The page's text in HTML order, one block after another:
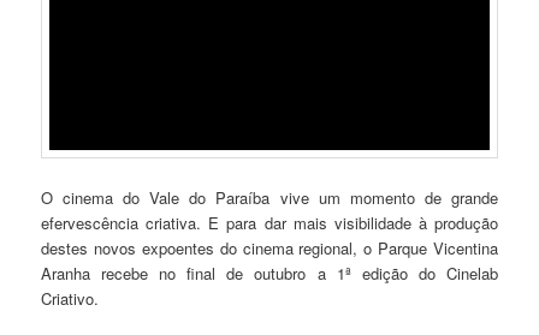
O cinema do Vale do Paraíba vive um momento de grande
efervescência criativa. E para dar mais visibilidade à produção
destes novos expoentes do cinema regional, o Parque Vicentina
Aranha recebe no final de outubro a 1ª edição do Cinelab
Criativo.